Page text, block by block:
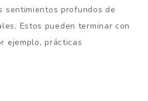
sentimientos profundos de
Estos pueden terminar con
ejemplo, prácticas